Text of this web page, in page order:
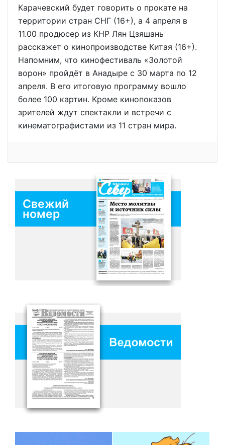
Карачевский будет говорить о прокате на
территории стран СНГ (16+), а 4 апреля в
11.00 продюсер из КНР Лян Цзяшань
расскажет о кинопроизводстве Китая (16+).
Напомним, что кинофестиваль «Золотой
ворон» пройдёт в Анадыре с 30 марта по 12
апреля. В его итоговую программу вошло
более 100 картин. Кроме кинопоказов
зрителей ждут спектакли и встречи с
кинематографистами из 11 стран мира.
Свежий
номер